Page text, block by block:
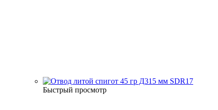
Быстрый просмотр